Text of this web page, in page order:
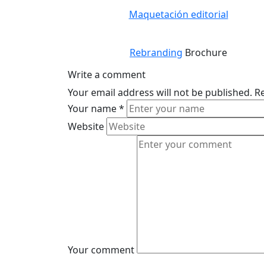
Maquetación editorial
Rebranding Brochure
Write a comment
Your email address will not be published.
Your name*
Website
Your comment